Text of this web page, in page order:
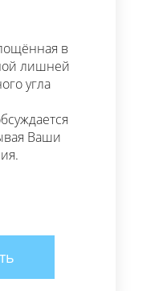
в
лишней
угла
Ваши